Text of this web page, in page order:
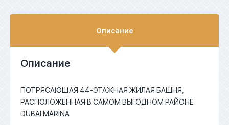
Описание
Описание
ПОТРЯСАЮЩАЯ 44-ЭТАЖНАЯ ЖИЛАЯ БАШНЯ,
РАСПОЛОЖЕННАЯ В САМОМ ВЫГОДНОМ РАЙОНЕ
DUBAI MARINA